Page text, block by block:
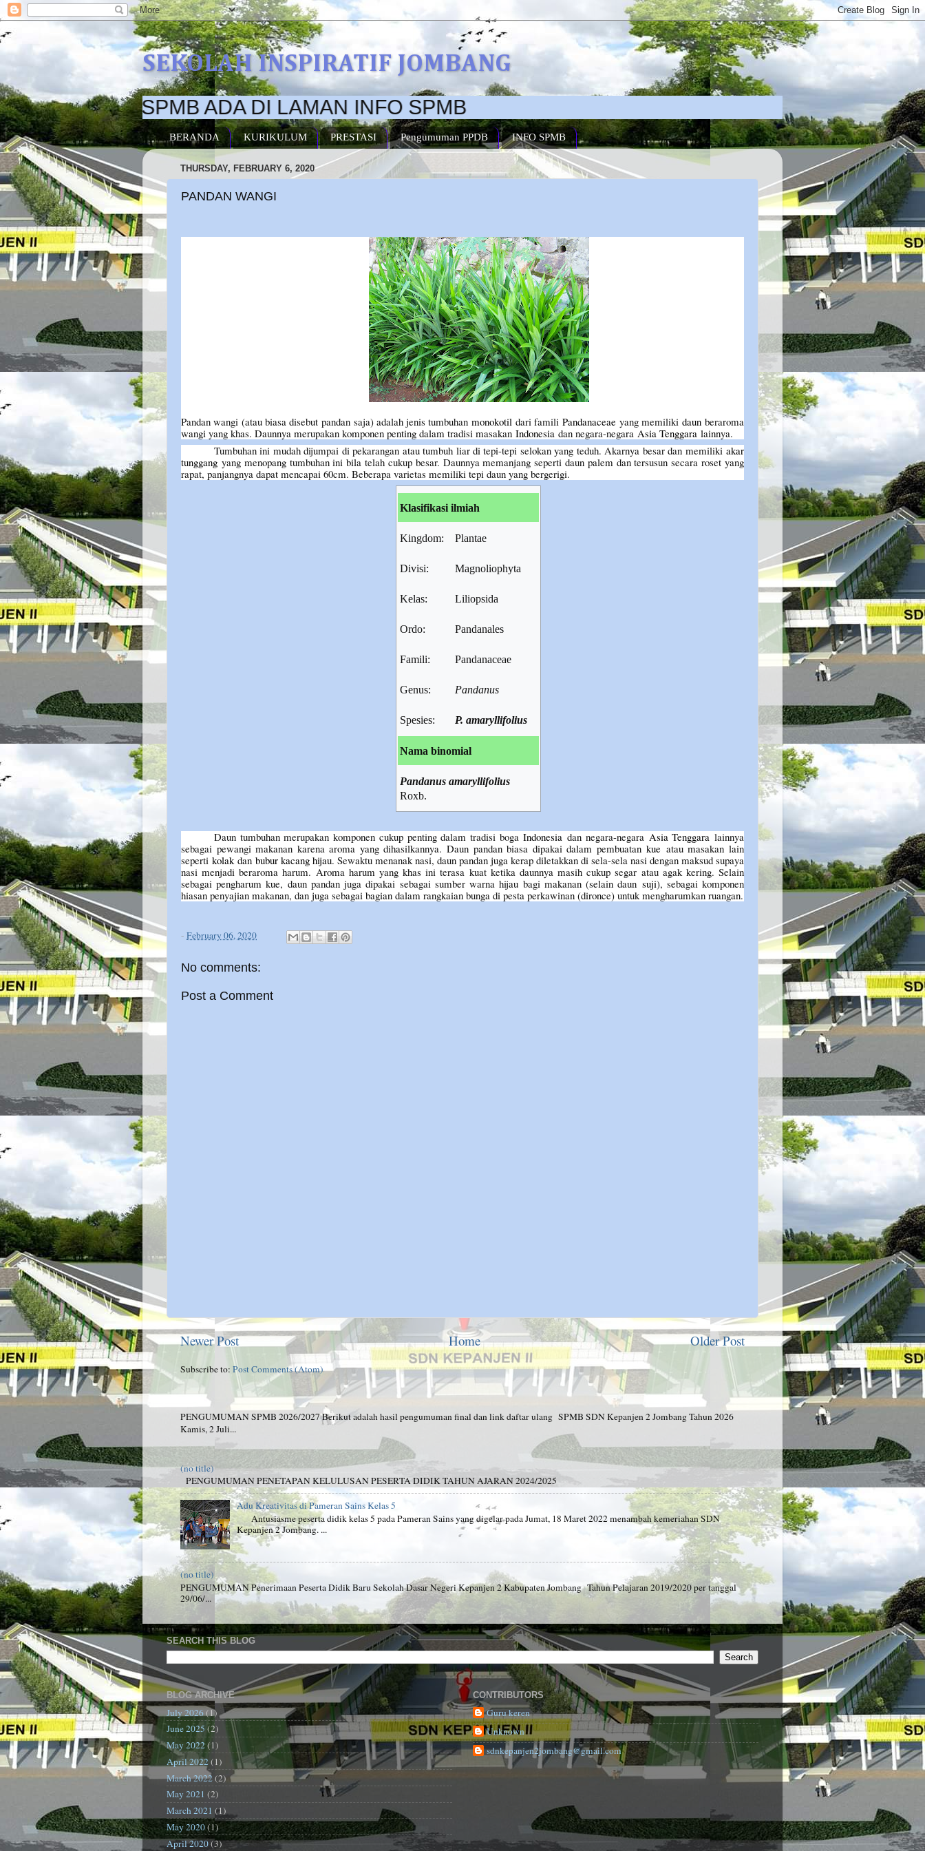
SEKOLAH INSPIRATIF JOMBANG
SPMB ADA DI LAMAN INFO SPMB
BERANDA KURIKULUM PRESTASI Pengumuman PPDB INFO SPMB
THURSDAY, FEBRUARY 6, 2020
PANDAN WANGI
Pandan wangi (atau biasa disebut pandan saja) adalah jenis tumbuhan monokotil dari famili Pandanaceae yang memiliki daun beraroma
wangi yang khas. Daunnya merupakan komponen penting dalam tradisi masakan Indonesia dan negara-negara Asia Tenggara lainnya.
Tumbuhan ini mudah dijumpai di pekarangan atau tumbuh liar di tepi-tepi selokan yang teduh. Akarnya besar dan memiliki akar
tunggang yang menopang tumbuhan ini bila telah cukup besar. Daunnya memanjang seperti daun palem dan tersusun secara roset yang
rapat, panjangnya dapat mencapai 60cm. Beberapa varietas memiliki tepi daun yang bergerigi.
Klasifikasi ilmiah
Kingdom: Plantae
Divisi: Magnoliophyta
Kelas: Liliopsida
Ordo: Pandanales
Famili: Pandanaceae
Genus: Pandanus
Spesies: P. amaryllifolius
Nama binomial
Pandanus amaryllifolius
Roxb.
Daun tumbuhan merupakan komponen cukup penting dalam tradisi bogaIndonesia dan negara-negara Asia Tenggara lainnya
sebagai pewangi makanan karena aroma yang dihasilkannya. Daun pandan biasa dipakai dalam pembuatankue atau masakan lain
seperti kolakdan bubur kacang hijau. Sewaktu menanak nasi, daun pandan juga kerap diletakkan di sela-sela nasi dengan maksud supaya
nasi menjadi beraroma harum. Aroma harum yang khas ini terasa kuat ketika daunnya masih cukup segar atau agak kering. Selain
sebagai pengharum kue, daun pandan juga dipakai sebagai sumber warna hijau bagi makanan (selain daun suji), sebagai komponen
hiasan penyajian makanan, dan juga sebagai bagian dalam rangkaian bunga di pesta perkawinan (dironce) untuk mengharumkan ruangan.
- February 06, 2020
No comments:
Post a Comment
Newer Post Older Post
Home
Subscribe to: Post Comments (Atom)
PENGUMUMAN SPMB 2026/2027 Berikut adalah hasil pengumuman final dan link daftar ulang SPMB SDN Kepanjen 2 Jombang Tahun 2026
Kamis, 2 Juli...
(no title)
PENGUMUMAN PENETAPAN KELULUSAN PESERTA DIDIK TAHUN AJARAN 2024/2025
Adu Kreativitas di Pameran Sains Kelas 5
Antusiasme peserta didik kelas 5 pada Pameran Sains yang digelar pada Jumat, 18 Maret 2022 menambah kemeriahan SDN
Kepanjen 2 Jombang. ...
(no title)
PENGUMUMAN Penerimaan Peserta Didik Baru Sekolah Dasar Negeri Kepanjen 2 Kabupaten Jombang Tahun Pelajaran 2019/2020 per tanggal
29/06/...
SEARCH THIS BLOG
BLOG ARCHIVE
July 2026(1)
June 2025 (2)
May 2022(1)
April 2022(1)
March 2022(2)
May 2021 (2)
March 2021 (1)
May 2020(1)
April 2020(3)
CONTRIBUTORS
Guru keren
Unknown
sdnkepanjen2jombang@gmail.com